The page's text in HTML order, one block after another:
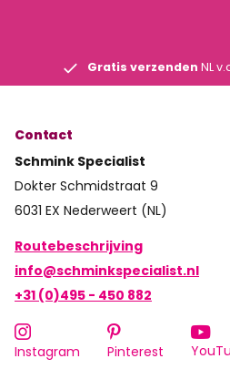
Gratis verzenden NL
Contact
Schmink Specialist
Dokter Schmidstraat 9
6031 EX Nederweert (NL)
Routebeschrijving
info@schminkspecialist.nl
+31 (0)495 - 450 882
Instagram Pinterest